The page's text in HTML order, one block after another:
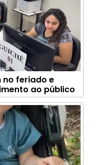
feriado e
ao público